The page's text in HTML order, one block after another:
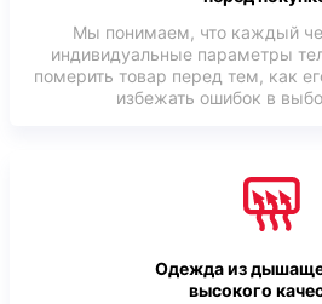
Мы понимаем, что каждый
индивидуальные параметры
померить товар перед тем, как
избежать ошибок в
Одежда из
высокого